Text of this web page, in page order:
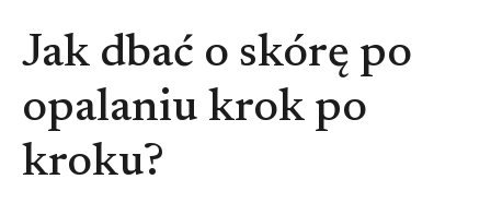
Jak dbać o skórę po
opalaniu krok po
kroku?